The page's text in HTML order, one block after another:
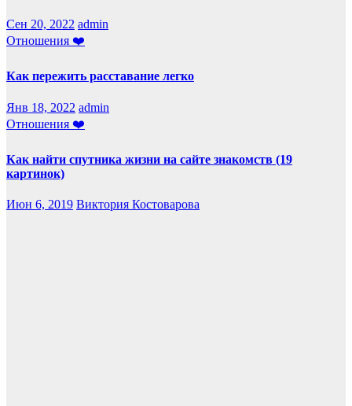
Сен 20, 2022 admin
Отношения ❤️
Как пережить расставание легко
Янв 18, 2022 admin
Отношения ❤️
Как найти спутника жизни на сайте знакомств (19
картинок)
Июн 6, 2019 Виктория Костоварова